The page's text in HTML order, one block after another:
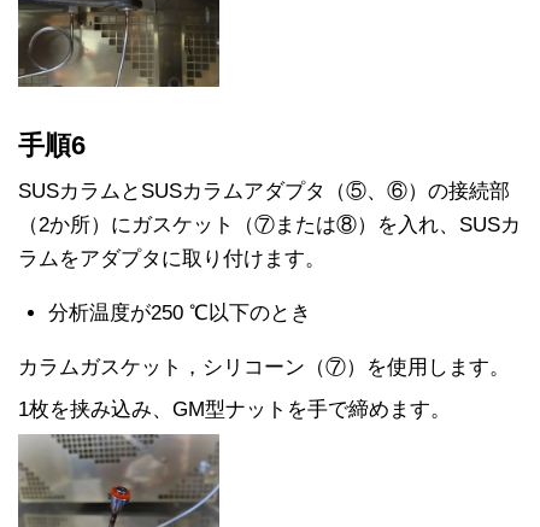
手順6
SUSカラムとSUSカラムアダプタ（⑤、⑥）の接続部
（2か所）にガスケット（⑦または⑧）を入れ、SUSカ
ラムをアダプタに取り付けます。
分析温度が250 ℃以下のとき
カラムガスケット，シリコーン（⑦）を使用します。
1枚を挟み込み、GM型ナットを手で締めます。